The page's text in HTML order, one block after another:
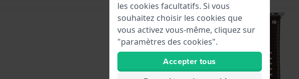
les cookies facultatifs. Si vous
souhaitez choisir les cookies que
vous activez vous-même, cliquez sur
"paramètres des cookies".
Accepter tous